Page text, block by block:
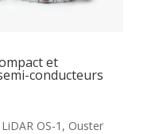
et
conducteurs
OS-1, Ouster